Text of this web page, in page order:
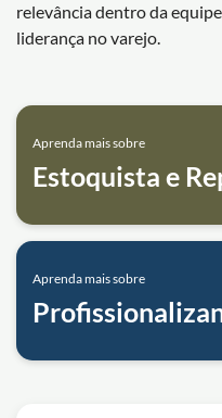
relevância dentro da
liderança no varejo.
Aprenda mais sobre
Estoquista e
Aprenda mais sobre